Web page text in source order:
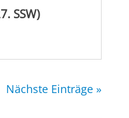
SSW)
Nächste Einträge »